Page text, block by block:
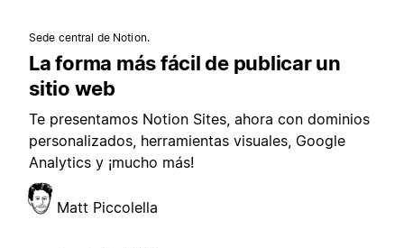
Sede central de Notion.
La forma más fácil de publicar un
sitio web
Te presentamos Notion Sites, ahora con dominios
personalizados, herramientas visuales, Google
Analytics y ¡mucho más!
Matt Piccolella